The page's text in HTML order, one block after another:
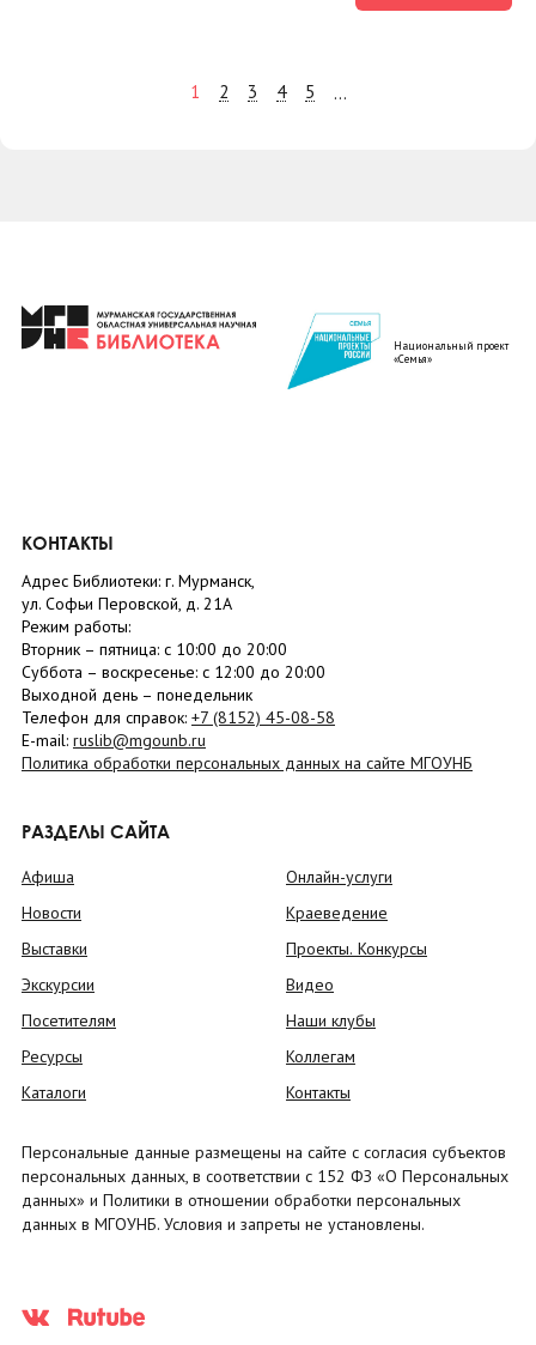
1 2 3 4 5 ...
Национальный проект
«Семья»
КОНТАКТЫ
Адрес Библиотеки: г. Мурманск,
ул. Софьи Перовской, д. 21А
Режим работы:
Вторник – пятница: с 10:00 до 20:00
Суббота – воскресенье: c 12:00 до 20:00
Выходной день – понедельник
Телефон для справок: +7 (8152) 45-08-58
E-mail: ruslib@mgounb.ru
Политика обработки персональных данных на сайте МГОУНБ
РАЗДЕЛЫ САЙТА
Афиша
Новости
Выставки
Экскурсии
Посетителям
Ресурсы
Каталоги
Онлайн-услуги
Краеведение
Проекты. Конкурсы
Видео
Наши клубы
Коллегам
Контакты
Персональные данные размещены на сайте с согласия субъектов
персональных данных, в соответствии с 152 ФЗ «О Персональных
данных» и Политики в отношении обработки персональных
данных в МГОУНБ. Условия и запреты не установлены.